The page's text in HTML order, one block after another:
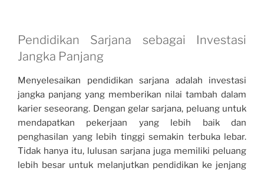
Pendidikan Sarjana sebagai Investasi
Jangka Panjang
Menyelesaikan pendidikan sarjana adalah investasi
jangka panjang yang memberikan nilai tambah dalam
karier seseorang. Dengan gelar sarjana, peluang untuk
mendapatkan pekerjaan yang lebih baik dan
penghasilan yang lebih tinggi semakin terbuka lebar.
Tidak hanya itu, lulusan sarjana juga memiliki peluang
lebih besar untuk melanjutkan pendidikan ke jenjang